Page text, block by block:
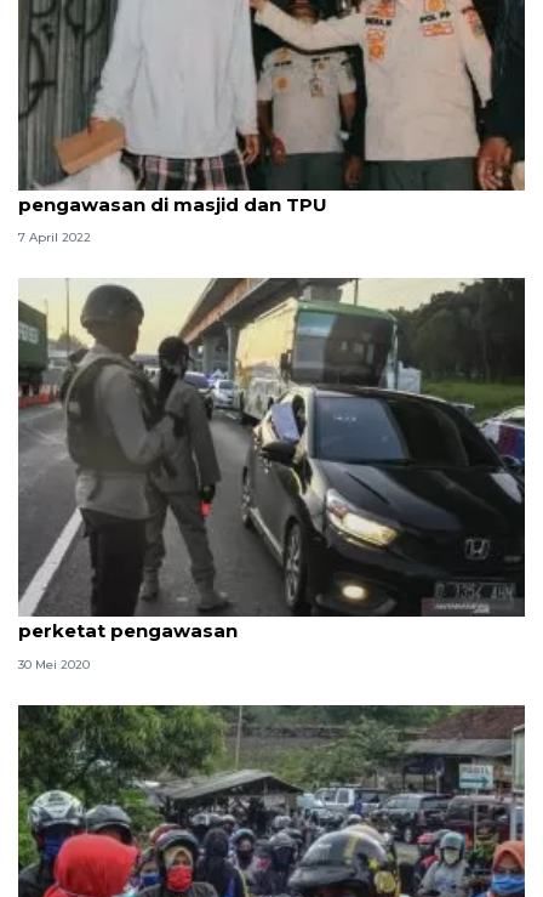
Antisipasi PMKS, Sudinsos Jakpus perketat
pengawasan di masjid dan TPU
7 April 2022
Satu juta kendaraan saat arus balik, Kemenhub
perketat pengawasan
30 Mei 2020